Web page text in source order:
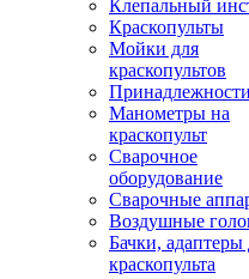
Клепальный
Краскопульты
Мойки для
краскопультов
Принадлежности
Манометры на
краскопульт
Сварочное
оборудование
Сварочные
Воздушные
Бачки, адаптеры
краскопульта